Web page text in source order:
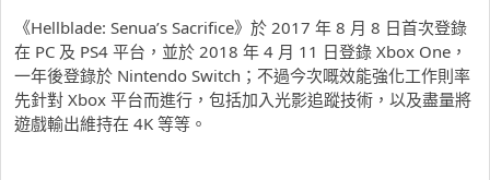
《Hellblade: Senua’s Sacrifice》於 2017 年 8 月 8 日首次登錄
在 PC 及 PS4 平台，並於 2018 年 4 月 11 日登錄 Xbox One，
一年後登錄於 Nintendo Switch；不過今次嘅效能強化工作則率
先針對 Xbox 平台而進行，包括加入光影追蹤技術，以及盡量將
遊戲輸出維持在 4K 等等。